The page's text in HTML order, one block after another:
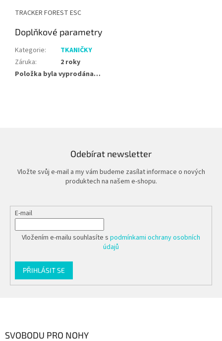
TRACKER FOREST ESC
Doplňkové parametry
Kategorie:
TKANIČKY
Záruka:
2 roky
Položka byla vyprodána…
Odebírat newsletter
Vložte svůj e-mail a my vám budeme zasílat informace o nových
produktech na našem e-shopu.
E-mail
Vložením e-mailu souhlasíte s podmínkami ochrany osobních
údajů
PŘIHLÁSIT SE
SVOBODU PRO NOHY